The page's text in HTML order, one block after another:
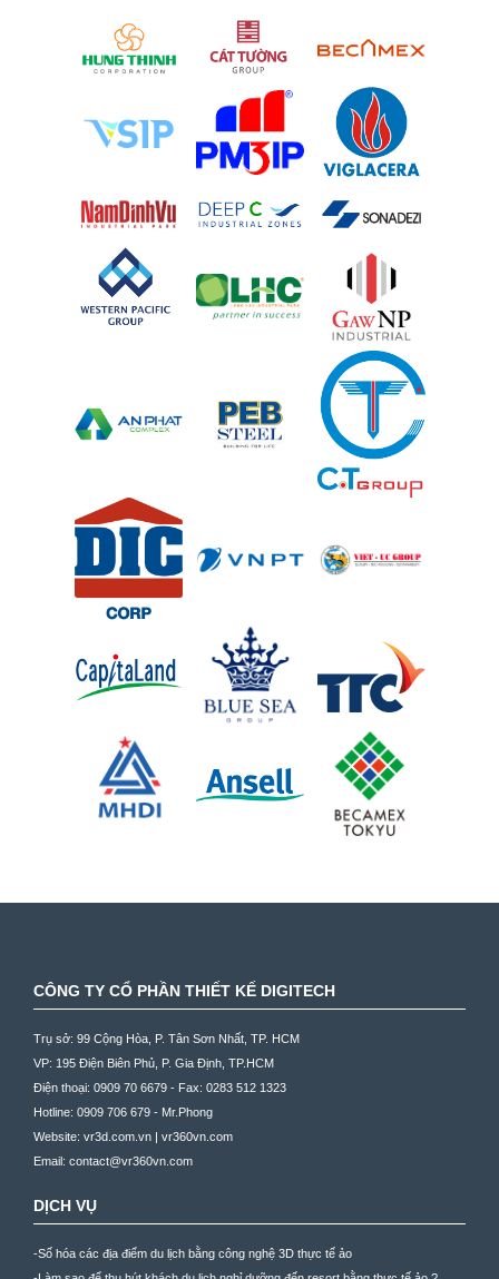
CÔNG TY CỔ PHẦN THIẾT KẾ DIGITECH
Trụ sở: 99 Cộng Hòa, P. Tân Sơn Nhất, TP. HCM
VP: 195 Điện Biên Phủ, P. Gia Định, TP.HCM
Điện thoại: 0909 70 6679 - Fax: 0283 512 1323
Hotline: 0909 706 679 - Mr.Phong
Website: vr3d.com.vn
vr360vn.com
Email: contact@vr360vn.com
DỊCH VỤ
-Số hóa các địa điểm du lịch bằng công nghệ 3D thực tế ảo